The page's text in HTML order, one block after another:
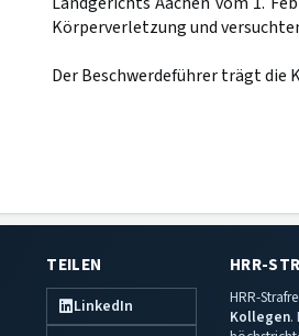
Körperverletzung und
Der Beschwerdeführer trägt die
TEILEN
LinkedIn
HRR-
HRR-
Kollegen.